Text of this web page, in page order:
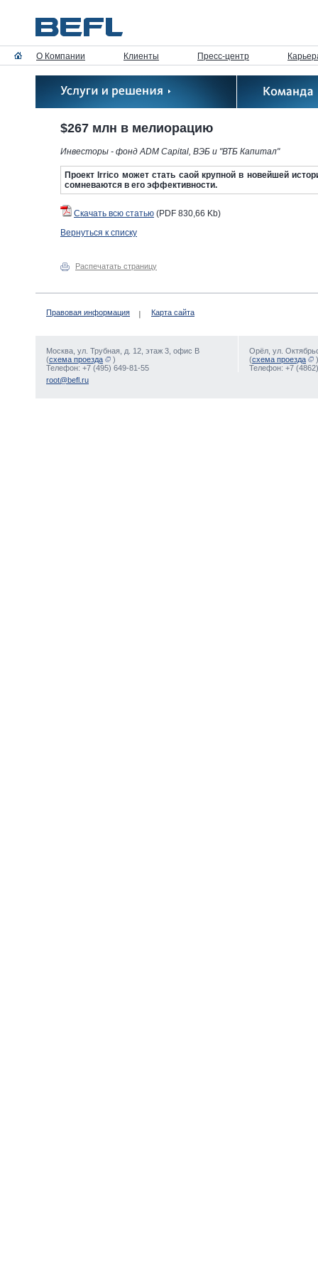
О Компании Клиенты Пресс-центр
$267 млн в мелиорацию
Инвесторы - фонд ADM Capital, ВЭБ и "ВТБ Капитал"
Проект Irrico может стать саой крупной в новейшей
сомневаются в его эффективности.
Скачать всю статью (PDF 830,66 Kb)
Вернуться к списку
Распечатать страницу
Правовая информация Карта сайта
Москва, ул. Трубная, д. 12, этаж 3, офис В
(схема проезда
)
Телефон: +7 (495) 649-81-55
Орёл, ул.
(схема проезда
)
Телефон: +7
root@befl.ru